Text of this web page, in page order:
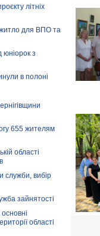
літніх
житло для ВПО та
з
в полоні
655 жителям
області
служби, вибір
зайнятості
області